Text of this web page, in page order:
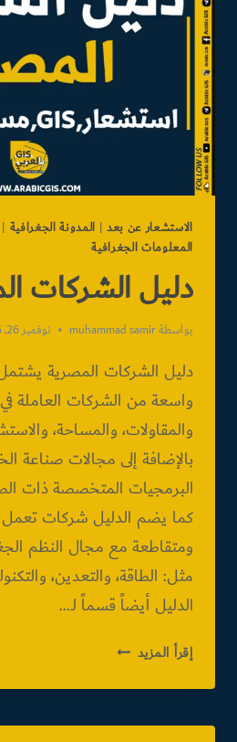
الاستشعار عن بعد| المدونة الجغرافية |
المعلومات الجغرافية
دليل الشركات
بواسطةmuhammad samir نوفمبر 26, 2025
دليل الشركات المصرية
واسعة من الشركات العاملة
والمقاولات، والمساحة،
بالإضافة إلى مجالات صناعة
البرمجيات المتخصصة ذات
كما يضم الدليل شركات
ومتقاطعة مع مجال النظم
مثل: الطاقة، والتعدين،
الدليل أيضاً قسماً لـ…
إقرأ المزيد دليل
المصـــريــــة